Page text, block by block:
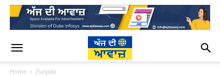
Home Punjabi